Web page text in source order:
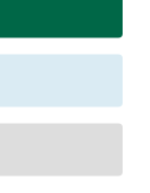
citit ca şi text!